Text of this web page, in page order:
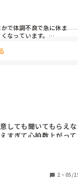
勤45分に。休みます
むスタッフの代わりに
。
休み下さいと。」
ュアンスだったのでし
思いました。
で体調不良で急に休ま
なっています。
ありません。でも、残
いの言葉がなく、正直
よく分かりました。
しても聞いてもらえな
すぎて心拍数上がって
2 ・ 05/